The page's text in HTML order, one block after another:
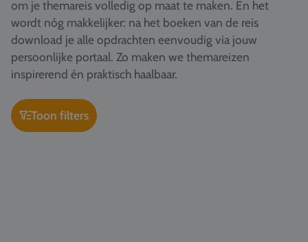
Vacatures
Contact
076 522 30 57
Klantportaal
om je themareis volledig op maat te maken. En het
wordt nóg makkelijker: na het boeken van de reis
download je alle opdrachten eenvoudig via jouw
persoonlijke portaal. Zo maken we themareizen
inspirerend én praktisch haalbaar.
Toon filters